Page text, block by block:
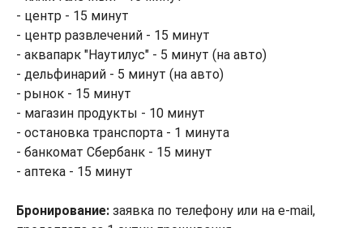
- центр - 15 минут
- центр развлечений - 15 минут
- аквапарк "Наутилус" - 5 минут (на авто)
- дельфинарий - 5 минут (на авто)
- рынок - 15 минут
- магазин продукты - 10 минут
- остановка транспорта - 1 минута
- банкомат Сбербанк - 15 минут
- аптека - 15 минут
Бронирование: заявка по телефону или на e-mail,